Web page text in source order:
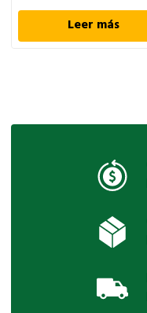
Leer más